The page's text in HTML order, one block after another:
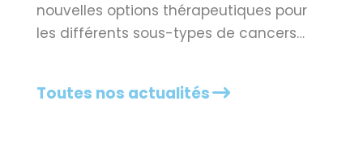
nouvelles options thérapeutiques pour
les différents sous-types de cancers…
Toutes nos actualités